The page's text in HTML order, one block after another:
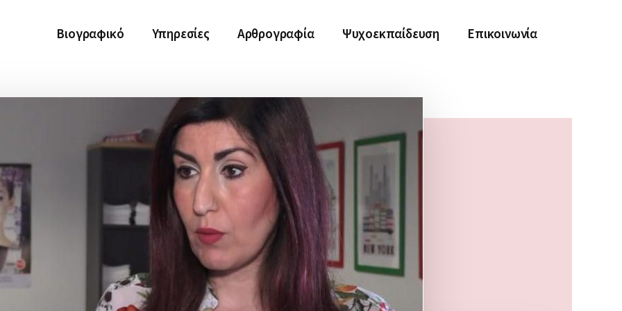
Βιογραφικό Υπηρεσίες Αρθρογραφία Ψυχοεκπαίδευση Επικοινωνία